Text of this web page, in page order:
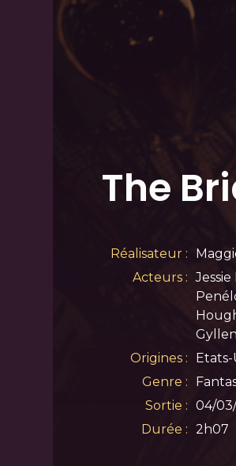
The
Réalisateur :
Acteurs :
Origines :
Etats-
Genre :
Sortie : 04/
Durée : 2h07